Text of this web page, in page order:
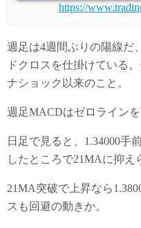
https://
週足は4週間ぶりの陽線だ
ドクロスを仕掛けている
ナショック以来のこと。
週足MACDはゼロライン
日足で見ると、1.34000手
したところで21MAに抑え
21MA突破で上昇なら
スも回避の動きか。